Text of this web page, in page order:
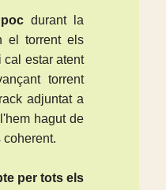
durant la
el torrent els
cal estar atent
torrent
adjuntat a
hagut de
coherent.
per tots els